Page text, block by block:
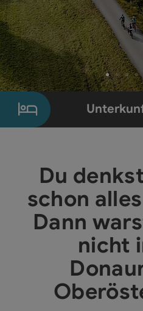
Element 1 von 7
Du
schon
Dann
nicht